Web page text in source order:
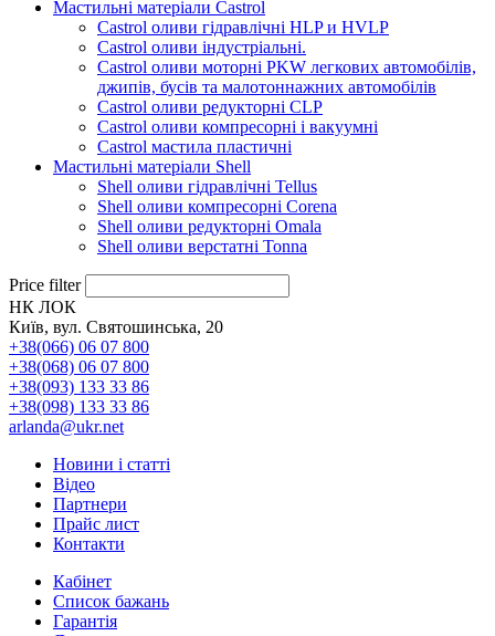
Мастильні матеріали Castrol
Castrol оливи гідравлічні HLP и HVLP
Castrol оливи індустріальні.
Castrol оливи моторні PKW легкових автомобілів,
джипів, бусів та малотоннажних автомобілів
Castrol оливи редукторні CLP
Castrol оливи компресорні і вакуумні
Castrol мастила пластичні
Мастильні матеріали Shell
Shell оливи гідравлічні Tellus
Shell оливи компресорні Corena
Shell оливи редукторні Omala
Shell оливи верстатні Tonna
Price filter
НК ЛОК
Київ, вул. Святошинська, 20
+38(066) 06 07 800
+38(068) 06 07 800
+38(093) 133 33 86
+38(098) 133 33 86
arlanda@ukr.net
Новини і статті
Відео
Партнери
Прайс лист
Контакти
Кабінет
Список бажань
Гарантія